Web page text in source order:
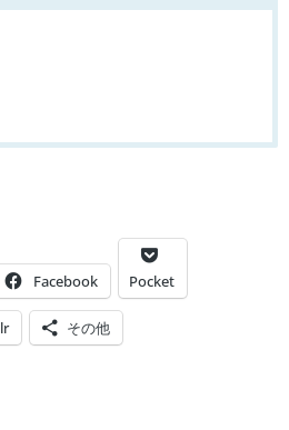
Facebook Pocket
その他